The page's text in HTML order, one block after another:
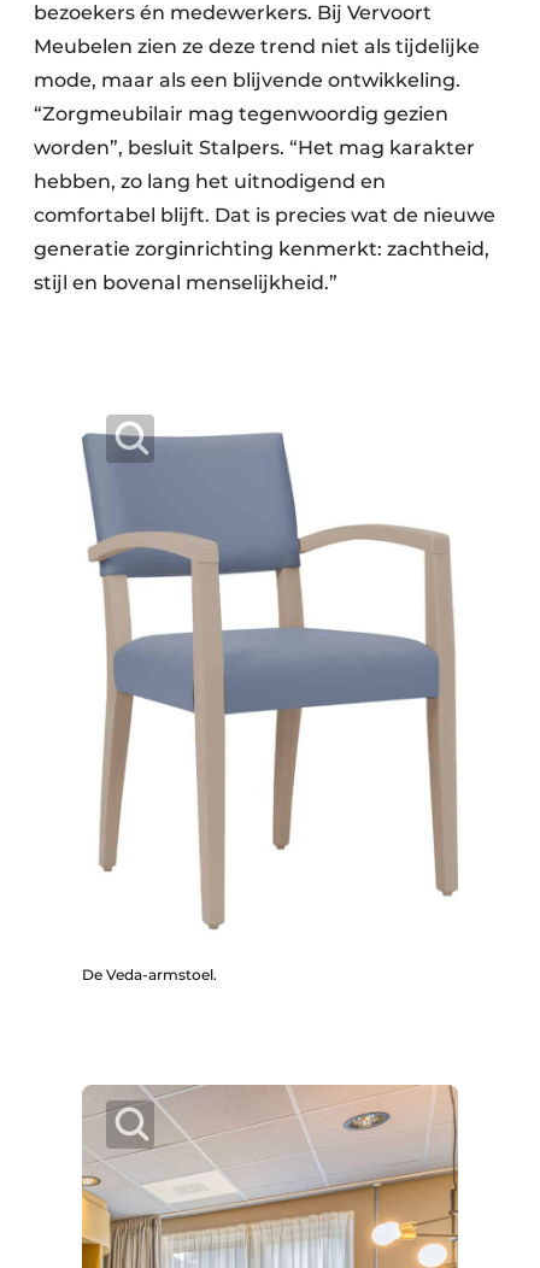
bezoekers én medewerkers. Bij Vervoort
Meubelen zien ze deze trend niet als tijdelijke
mode, maar als een blijvende ontwikkeling.
“Zorgmeubilair mag tegenwoordig gezien
worden”, besluit Stalpers. “Het mag karakter
hebben, zo lang het uitnodigend en
comfortabel blijft. Dat is precies wat de nieuwe
generatie zorginrichting kenmerkt: zachtheid,
stijl en bovenal menselijkheid.”
De Veda-armstoel.